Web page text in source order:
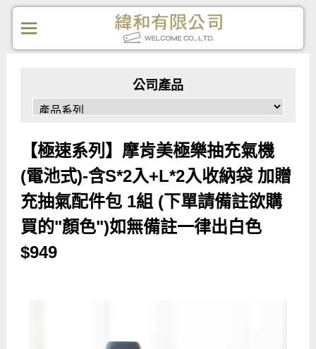
公司產品
【極速系列】摩肯美極樂抽充氣機
(電池式)-含S*2入+L*2入收納袋 加贈
充抽氣配件包 1組 (下單請備註欲購
買的"顏色")如無備註一律出白色
$949